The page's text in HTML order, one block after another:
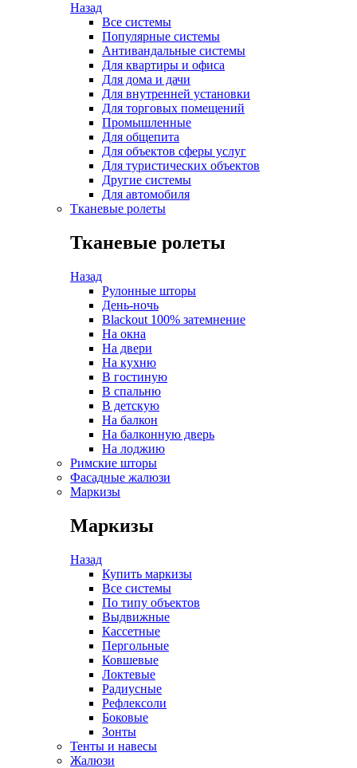
Назад
Все системы
Популярные системы
Антивандальные системы
Для квартиры и офиса
Для дома и дачи
Для внутренней установки
Для торговых помещений
Промышленные
Для общепита
Для объектов сферы услуг
Для туристических объектов
Другие системы
Для автомобиля
Тканевые ролеты
Тканевые ролеты
Назад
Рулонные шторы
День-ночь
Blackout 100% затемнение
На окна
На двери
На кухню
В гостиную
В спальню
В детскую
На балкон
На балконную дверь
На лоджию
Римские шторы
Фасадные жалюзи
Маркизы
Маркизы
Назад
Купить маркизы
Все системы
По типу объектов
Выдвижные
Кассетные
Пергольные
Ковшевые
Локтевые
Радиусные
Рефлексоли
Боковые
Зонты
Тенты и навесы
Жалюзи